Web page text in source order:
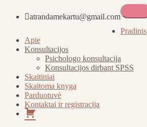
atrandamekartu@gmail.com
Atrandame kartu
Pradinis
Apie
Konsultacijos
Psichologo konsultacija
Konsultacijos dirbant SPSS
Skaitiniai
Skaitoma knyga
Parduotuvė
Kontaktai ir registracija
Pirkinių
krepšelis